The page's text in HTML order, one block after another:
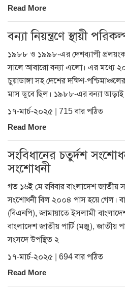
Read More
বন্যা নিয়ন্ত্রণে স্থায়ী
১৯৮৮ ও ১৯৯৮-এর দেশব্যাপী
সালে আবারো বন্যা এলো। এর মধ্যে
চুয়াডাঙ্গা সহ দেশের দক্ষিণ-
মাস ডুবে ছিল। ১৯৮৮-এর বন্যা আড়াই
১৭-মার্চ-২০২৫ | 715 বার পঠিত
Read More
সংবিধানের চতুর্দশ
সংশোধনী
গত ১৬ই মে রবিবার বাংলাদেশ জাতীয়
সংশোধনী বিল ২০০৪ পাস হয়ে গেল।
(বিএনপি), জামায়াতে ইসলামী
বাংলাদেশ জাতীয় পার্টি (মঞ্জু), জাতীয়
সংসদে উপস্থিত ২
১৭-মার্চ-২০২৫ | 694 বার পঠিত
Read More